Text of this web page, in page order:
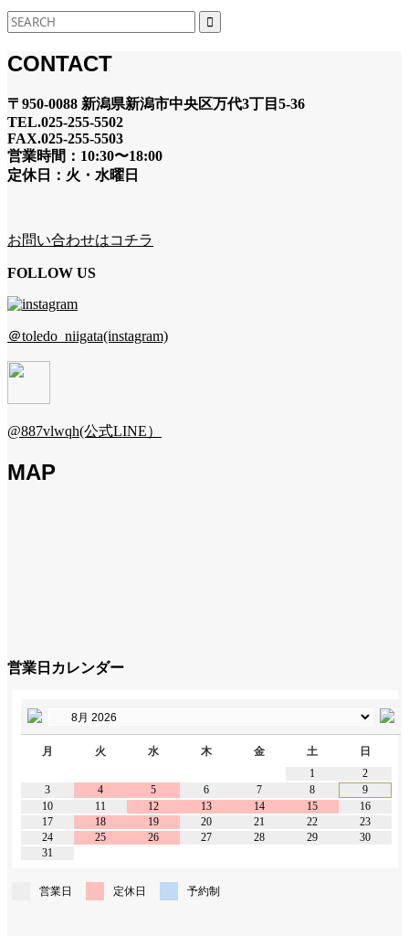
CONTACT
〒950-0088 新潟県新潟市中央区万代3丁目5-36
TEL.025-255-5502
FAX.025-255-5503
営業時間：10:30〜18:00
定休日：火・水曜日
お問い合わせはコチラ
FOLLOW US
＠toledo_niigata(instagram)
@887vlwqh(公式LINE）
MAP
営業日カレンダー
月 火 水 木 金 土
日
1
2
3
4 5 6 7 8
9
10
11 12 13 14 15
16
17
18 19 20 21 22
23
24
25 26 27 28 29
30
31
営業日 定休日 予約制